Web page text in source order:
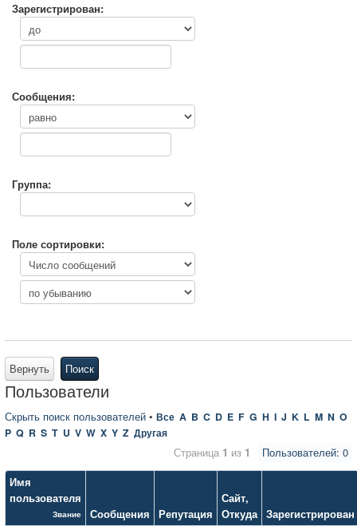
Зарегистрирован:
Сообщения:
Группа:
Поле сортировки:
Вернуть Поиск
Пользователи
Скрыть поиск пользователей • Все A B C D E F G H I J K L M N O
P Q R S T U V W X Y Z Другая
Пользователей: 0
Страница 1 из 1
Имя
пользователя
Звание Сообщения Репутация
Сайт,
Откуда Зарегистрирован